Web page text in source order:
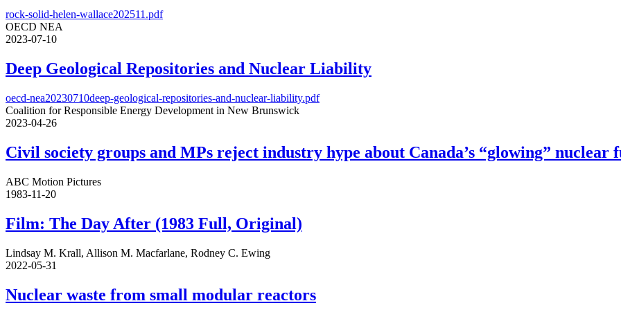
rock-solid-helen-wallace202511.pdf
OECD NEA
2023-07-10
Deep Geological Repositories and Nuclear Liability
oecd-nea20230710deep-geological-repositories-and-nuclear-liability.pdf
Coalition for Responsible Energy Development in New Brunswick
2023-04-26
Civil society groups and MPs reject industry hype about Canada’s “glowing” nuclear
ABC Motion Pictures
1983-11-20
Film: The Day After (1983 Full, Original)
Lindsay M. Krall, Allison M. Macfarlane, Rodney C. Ewing
2022-05-31
Nuclear waste from small modular reactors